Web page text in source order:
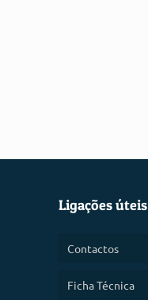
Ligações úteis
Contactos
Ficha Técnica